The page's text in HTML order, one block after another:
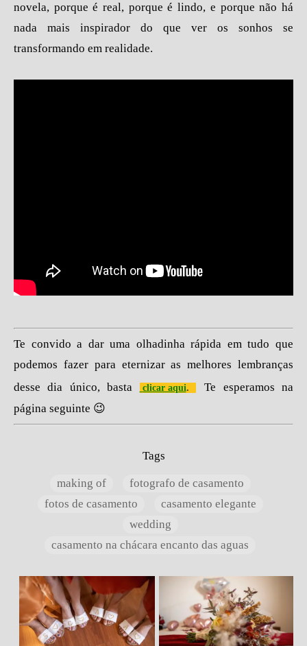
novela, porque é real, porque é lindo, e porque não há
nada mais inspirador do que ver os sonhos se
transformando em realidade.
Te convido a dar uma olhadinha rápida em tudo que
podemos fazer para eternizar as melhores lembranças
desse dia único, basta
clicar aqui.
Te esperamos na
página seguinte 😉
Tags
making of
fotografo de casamento
fotos de casamento
casamento elegante
wedding
casamento na chácara encanto das aguas